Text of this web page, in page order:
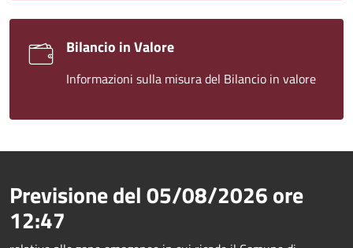
Bilancio in Valore
Informazioni sulla misura del Bilancio in valore
Previsione del05/08/2026ore
12:47